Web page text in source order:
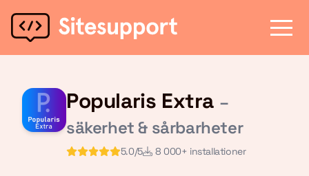
Popularis Extra –
säkerhet & sårbarheter
5.0/5 8 000+ installationer